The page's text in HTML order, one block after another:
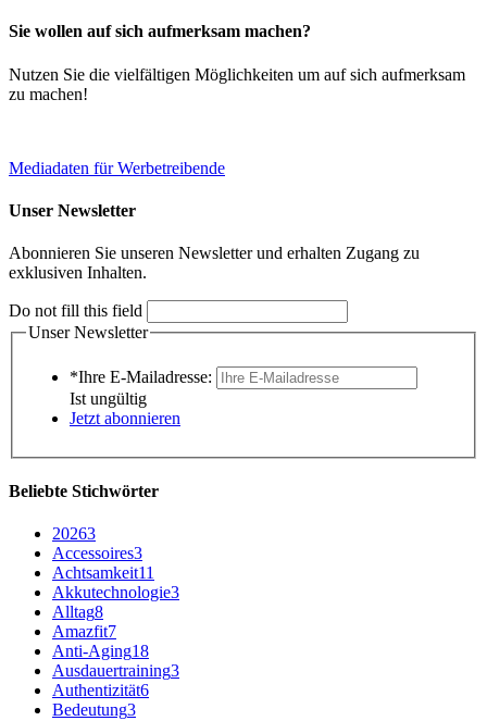
Sie wollen auf sich aufmerksam machen?
Nutzen Sie die vielfältigen Möglichkeiten um auf sich aufmerksam
zu machen!
Mediadaten für Werbetreibende
Unser Newsletter
Abonnieren Sie unseren Newsletter und erhalten Zugang zu
exklusiven Inhalten.
Do not fill this field
Unser Newsletter
*Ihre E-Mailadresse:
Ist ungültig
Jetzt abonnieren
Beliebte Stichwörter
20263
Accessoires3
Achtsamkeit11
Akkutechnologie3
Alltag8
Amazfit7
Anti-Aging18
Ausdauertraining3
Authentizität6
Bedeutung3